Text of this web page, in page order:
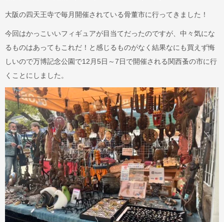
大阪の四天王寺で毎月開催されている骨董市に行ってきました！
今回はかっこいいフィギュアが目当てだったのですが、中々気にな
るものはあってもこれだ！と感じるものがなく結果なにも買えず悔
しいので万博記念公園で12月5日～7日で開催される関西蚤の市に行
くことにしました。